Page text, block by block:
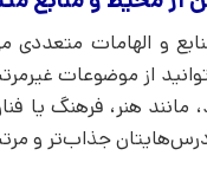
و الهامات متعددی
از موضوعات
هنر، فرهنگ یا
درس‌هایتان جذاب‌تر و